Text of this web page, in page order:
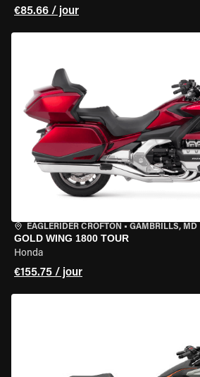
€85.66 / jour
EAGLERIDER CROFTON • GAMBRILLS, MD
GOLD WING 1800 TOUR
Honda
€155.75 / jour